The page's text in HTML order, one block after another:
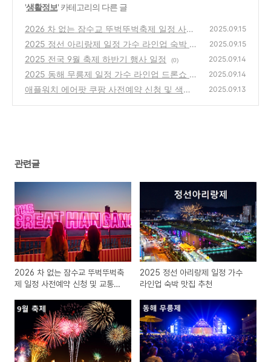
'생활정보' 카테고리의 다른 글
2026 차 없는 잠수교 뚜벅뚜벅축제 일정 사전
예약 신청 및 교통편 알아보기
(0)
2025.09.15
2025 정선 아리랑제 일정 가수 라인업 숙박 맛
집 추천
(0)
2025.09.15
2025 전국 9월 축제 하반기 행사 일정 (0) 2025.09.14
2025 동해 무릉제 일정 가수 라인업 드론쇼 시
간 알아보기
(0)
2025.09.14
애플워치 에어팟 쿠팡 사전예약 신청 및 색상
2025.09.13
관련글
2026 차 없는 잠수교 뚜벅뚜벅축
제 일정 사전예약 신청 및 교통편
2025 정선 아리랑제 일정 가수
라인업 숙박 맛집 추천